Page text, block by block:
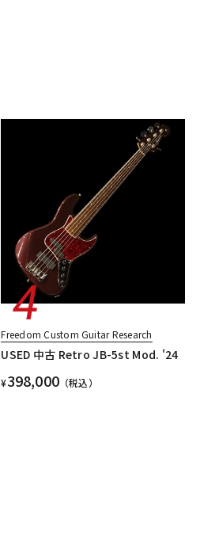
Freedom Custom Guitar Research
USED 中古 Retro JB-5st Mod. '24
¥398,000 （税込）